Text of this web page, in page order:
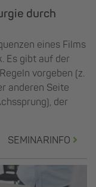
durch
eines Films
Es gibt auf der
vorgeben (z.
anderen Seite
der
SEMINARINFO